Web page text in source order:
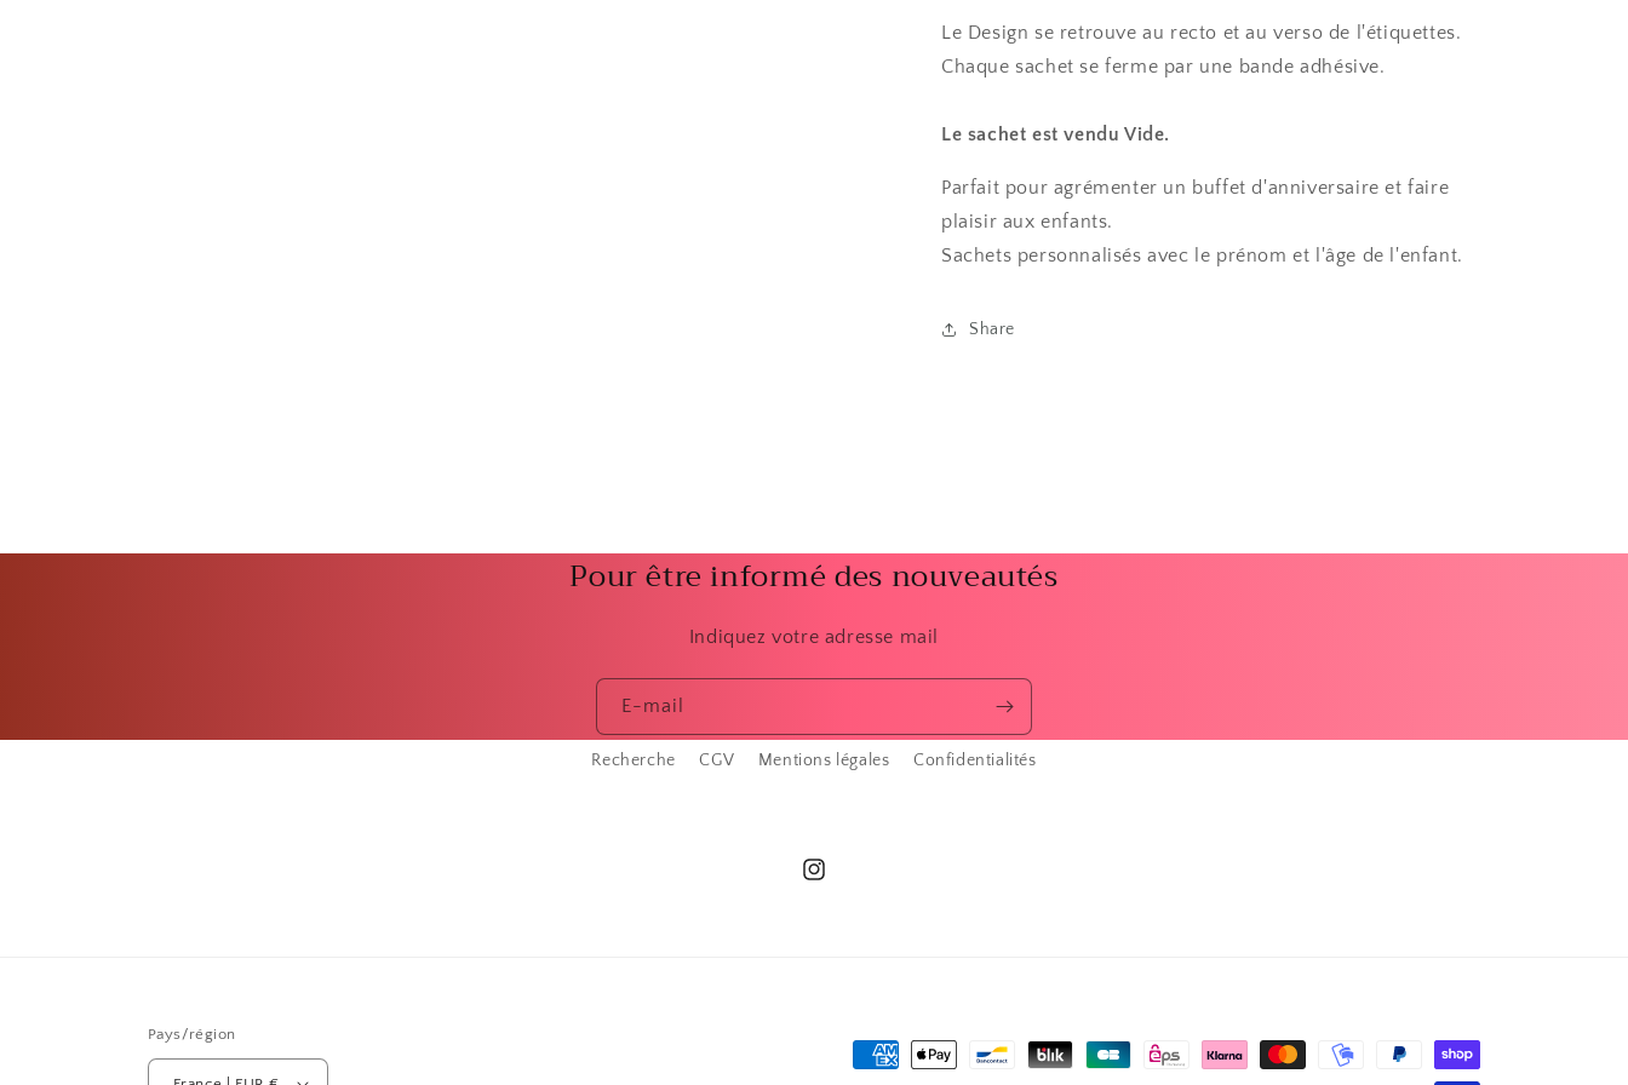
Le Design se retrouve au recto et au verso de l'étiquettes.
Chaque sachet se ferme par une bande adhésive.
Le sachet est vendu Vide.
Parfait pour agrémenter un buffet d'anniversaire et faire
plaisir aux enfants.
Sachets personnalisés avec le prénom et l'âge de l'enfant.
Share
Pour être informé des nouveautés
Indiquez votre adresse mail
E-mail
Recherche CGV Mentions légales Confidentialités
Instagram
Pays/région
Moyens